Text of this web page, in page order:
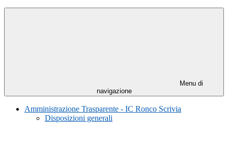
Menu di
navigazione
Amministrazione Trasparente - IC Ronco Scrivia
Disposizioni generali